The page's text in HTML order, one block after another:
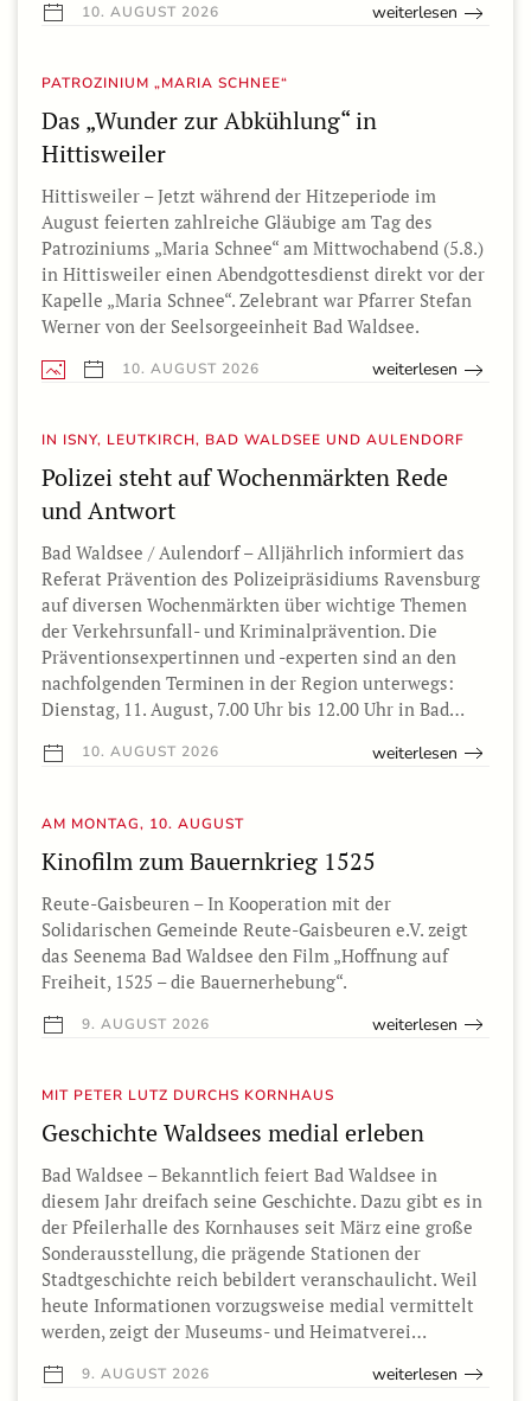
10. AUGUST 2026 weiterlesen
PATROZINIUM „MARIA SCHNEE“
Das „Wunder zur Abkühlung“ in
Hittisweiler
Hittisweiler – Jetzt während der Hitzeperiode im
August feierten zahlreiche Gläubige am Tag des
Patroziniums „Maria Schnee“ am Mittwochabend (5.8.)
in Hittisweiler einen Abendgottesdienst direkt vor der
Kapelle „Maria Schnee“. Zelebrant war Pfarrer Stefan
Werner von der Seelsorgeeinheit Bad Waldsee.
10. AUGUST 2026 weiterlesen
IN ISNY, LEUTKIRCH, BAD WALDSEE UND AULENDORF
Polizei steht auf Wochenmärkten Rede
und Antwort
Bad Waldsee / Aulendorf – Alljährlich informiert das
Referat Prävention des Polizeipräsidiums Ravensburg
auf diversen Wochenmärkten über wichtige Themen
der Verkehrsunfall- und Kriminalprävention. Die
Präventionsexpertinnen und -experten sind an den
nachfolgenden Terminen in der Region unterwegs:
Dienstag, 11. August, 7.00 Uhr bis 12.00 Uhr in Bad…
10. AUGUST 2026 weiterlesen
AM MONTAG, 10. AUGUST
Kinofilm zum Bauernkrieg 1525
Reute-Gaisbeuren – In Kooperation mit der
Solidarischen Gemeinde Reute-Gaisbeuren e.V. zeigt
das Seenema Bad Waldsee den Film „Hoffnung auf
Freiheit, 1525 – die Bauernerhebung“.
9. AUGUST 2026 weiterlesen
MIT PETER LUTZ DURCHS KORNHAUS
Geschichte Waldsees medial erleben
Bad Waldsee – Bekanntlich feiert Bad Waldsee in
diesem Jahr dreifach seine Geschichte. Dazu gibt es in
der Pfeilerhalle des Kornhauses seit März eine große
Sonderausstellung, die prägende Stationen der
Stadtgeschichte reich bebildert veranschaulicht. Weil
heute Informationen vorzugsweise medial vermittelt
werden, zeigt der Museums- und Heimatverei…
9. AUGUST 2026 weiterlesen